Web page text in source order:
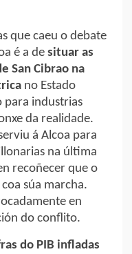
que caeu o debate
é a de situar as
San Cibrao na
no Estado
para industrias
da realidade.
á Alcoa para
na última
recoñecer que o
súa marcha.
en
do conflito.
do PIB infladas